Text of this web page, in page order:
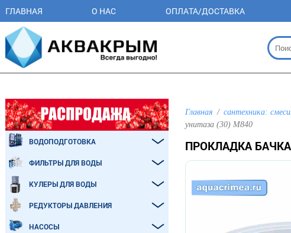
ГЛАВНАЯ О НАС ОПЛАТА/ДОСТАВКА
Главная сантехника:
унитаза (30) M840
ПРОКЛАДКА
ВОДОПОДГОТОВКА
ФИЛЬТРЫ ДЛЯ ВОДЫ
КУЛЕРЫ ДЛЯ ВОДЫ
РЕДУКТОРЫ ДАВЛЕНИЯ
НАСОСЫ